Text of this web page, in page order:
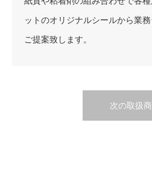
ットのオリジナルシールから業
ご提案致します。
次の取扱